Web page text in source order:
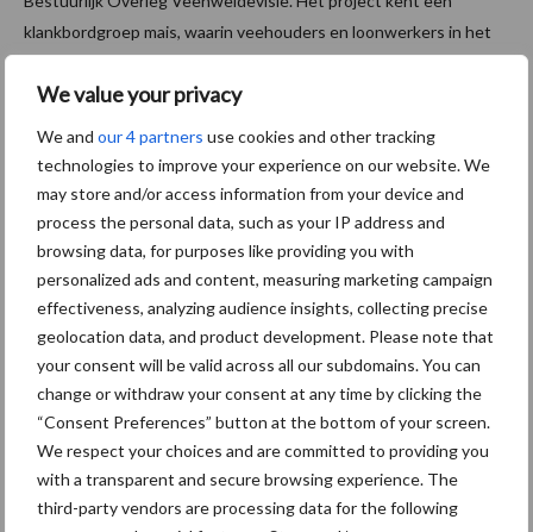
We value your privacy
We and our 4 partners use cookies and other tracking
technologies to improve your experience on our website. We
may store and/or access information from your device and
process the personal data, such as your IP address and
browsing data, for purposes like providing you with
personalized ads and content, measuring marketing campaign
effectiveness, analyzing audience insights, collecting precise
geolocation data, and product development. Please note that
your consent will be valid across all our subdomains. You can
change or withdraw your consent at any time by clicking the
“Consent Preferences” button at the bottom of your screen.
We respect your choices and are committed to providing you
with a transparent and secure browsing experience. The
third-party vendors are processing data for the following
klankbordgroep mais, waarin veehouders en loonwerkers in het
Bron: DLV Advies
Aanbevolen voor jou!
Grondstoffenmarkt blijft
grillig: droogte en
geopolitiek houden handel
in de greep
De speenhuid: een vaak
onderschatte risicofactor
voor mastitis